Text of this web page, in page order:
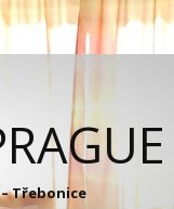
Třebonice